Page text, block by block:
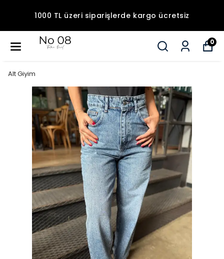
1000 TL üzeri siparişlerde kargo ücretsiz
0
Alt Giyim